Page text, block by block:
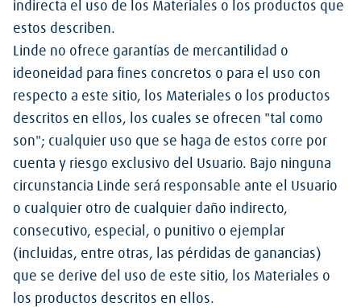
indirecta el uso de los Materiales o los productos que
estos describen.
Linde no ofrece garantías de mercantilidad o
ideoneidad para fines concretos o para el uso con
respecto a este sitio, los Materiales o los productos
descritos en ellos, los cuales se ofrecen "tal como
son"; cualquier uso que se haga de estos corre por
cuenta y riesgo exclusivo del Usuario. Bajo ninguna
circunstancia Linde será responsable ante el Usuario
o cualquier otro de cualquier daño indirecto,
consecutivo, especial, o punitivo o ejemplar
(incluidas, entre otras, las pérdidas de ganancias)
que se derive del uso de este sitio, los Materiales o
los productos descritos en ellos.